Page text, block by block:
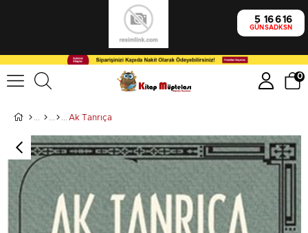
5
GÜN
16
SA
6
DK
16
SN
0
Ak Tanrıça